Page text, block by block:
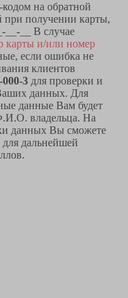
на обратной
при получении карты,
__-__ В случае
карты и/или номер
если ошибка не
клиентов
000-3 для проверки и
данных. Для
данные Вам будет
владельца. На
данных Вы сможете
для дальнейшей